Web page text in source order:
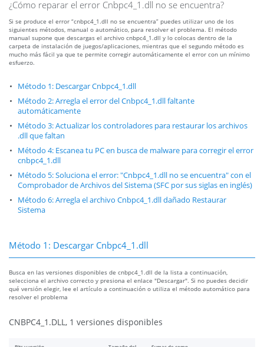
¿Cómo reparar el error Cnbpc4_1.dll no se encuentra?
Si se produce el error “cnbpc4_1.dll no se encuentra” puedes utilizar uno de los
siguientes métodos, manual o automático, para resolver el problema. El método
manual supone que descargas el archivo cnbpc4_1.dll y lo colocas dentro de la
carpeta de instalación de juegos/aplicaciones, mientras que el segundo método es
mucho más fácil ya que te permite corregir automáticamente el error con un mínimo
esfuerzo.
Método 1: Descargar Cnbpc4_1.dll
Método 2: Arregla el error del Cnbpc4_1.dll faltante
automáticamente
Método 3: Actualizar los controladores para restaurar los archivos
.dll que faltan
Método 4: Escanea tu PC en busca de malware para corregir el error
cnbpc4_1.dll
Método 5: Soluciona el error: "Cnbpc4_1.dll no se encuentra" con el
Comprobador de Archivos del Sistema (SFC por sus siglas en inglés)
Método 6: Arregla el archivo Cnbpc4_1.dll dañado Restaurar
Sistema
Método 1: Descargar Cnbpc4_1.dll
Busca en las versiones disponibles de cnbpc4_1.dll de la lista a continuación,
selecciona el archivo correcto y presiona el enlace "Descargar". Si no puedes decidir
qué versión elegir, lee el artículo a continuación o utiliza el método automático para
resolver el problema
CNBPC4_1.DLL, 1 versiones disponibles